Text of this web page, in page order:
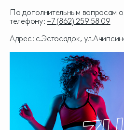
По дополнительным вопросам
телефону: +7 (862) 259 58 09
Адрес: с.Эстосадок,